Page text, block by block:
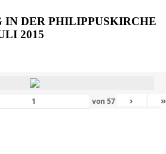
IN DER PHILIPPUSKIRCHE
2015
von 57 › »